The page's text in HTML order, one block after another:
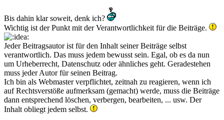
Bis dahin klar soweit, denk ich?
Wichtig ist der Punkt mit der Verantwortlichkeit für die Beiträge.
Jeder Beitragsautor ist für den Inhalt seiner Beiträge selbst
verantwortlich. Das muss jedem bewusst sein. Egal, ob es da nun
um Urheberrecht, Datenschutz oder ähnliches geht. Geradestehen
muss jeder Autor für seinen Beitrag.
Ich bin als Webmaster verpflichtet, zeitnah zu reagieren, wenn ich
auf Rechtsverstöße aufmerksam (gemacht) werde, muss die Beiträge
dann entsprechend löschen, verbergen, bearbeiten, ... usw. Der
Inhalt obliegt jedem selbst.